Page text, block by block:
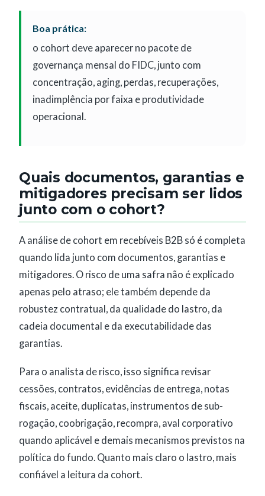
Boa prática:
o cohort deve aparecer no pacote de
governança mensal do FIDC, junto com
concentração, aging, perdas, recuperações,
inadimplência por faixa e produtividade
operacional.
Quais documentos, garantias e
mitigadores precisam ser lidos
junto com o cohort?
A análise de cohort em recebíveis B2B só é completa
quando lida junto com documentos, garantias e
mitigadores. O risco de uma safra não é explicado
apenas pelo atraso; ele também depende da
robustez contratual, da qualidade do lastro, da
cadeia documental e da executabilidade das
garantias.
Para o analista de risco, isso significa revisar
cessões, contratos, evidências de entrega, notas
fiscais, aceite, duplicatas, instrumentos de sub-
rogação, coobrigação, recompra, aval corporativo
quando aplicável e demais mecanismos previstos na
política do fundo. Quanto mais claro o lastro, mais
confiável a leitura da cohort.